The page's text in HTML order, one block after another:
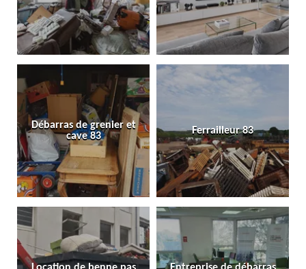
Débarras de grenier et
cave 83
Ferrailleur 83